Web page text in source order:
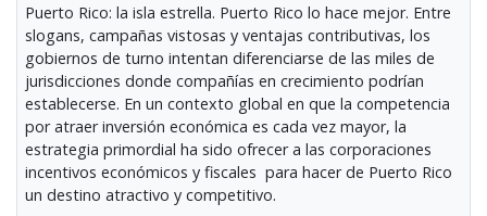
Puerto Rico: la isla estrella. Puerto Rico lo hace mejor. Entre
slogans, campañas vistosas y ventajas contributivas, los
gobiernos de turno intentan diferenciarse de las miles de
jurisdicciones donde compañías en crecimiento podrían
establecerse. En un contexto global en que la competencia
por atraer inversión económica es cada vez mayor, la
estrategia primordial ha sido ofrecer a las corporaciones
incentivos económicos y fiscales para hacer de Puerto Rico
un destino atractivo y competitivo.